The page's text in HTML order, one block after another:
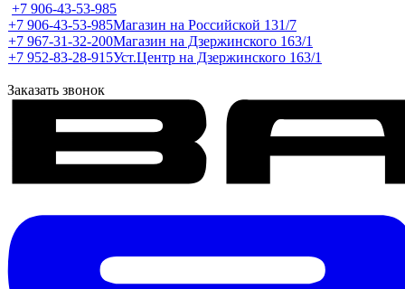
+7 906-43-53-985
+7 906-43-53-985Магазин на Российской 131/7
+7 967-31-32-200Магазин на Дзержинского 163/1
+7 952-83-28-915Уст.Центр на Дзержинского 163/1
Заказать звонок